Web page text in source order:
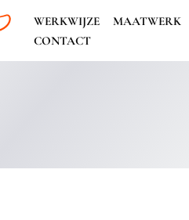
WERKWIJZE MAATWERK
CONTACT